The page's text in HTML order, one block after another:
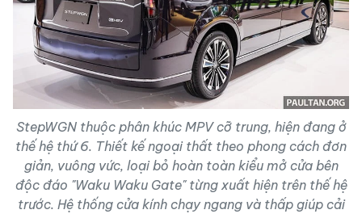
StepWGN thuộc phân khúc MPV cỡ trung, hiện đang ở
thế hệ thứ 6. Thiết kế ngoại thất theo phong cách đơn
giản, vuông vức, loại bỏ hoàn toàn kiểu mở cửa bên
độc đáo "Waku Waku Gate" từng xuất hiện trên thế hệ
trước. Hệ thống cửa kính chạy ngang và thấp giúp cải